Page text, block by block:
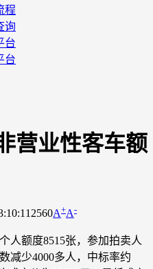
程
询
台
台
营业性客车额
2560A+A-
个人额度8515张，参加拍卖人
减少4000多人，中标率约